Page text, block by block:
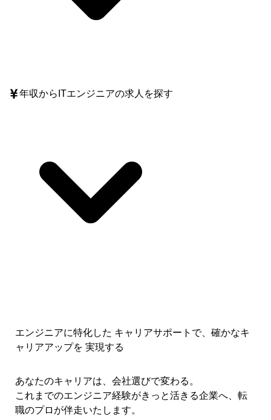
年収からITエンジニアの求人を探す
エンジニアに特化した キャリアサポートで、 確かなキ
ャリアアップを 実現する
あなたのキャリアは、会社選びで変わる。
これまでのエンジニア経験がきっと活きる企業へ、転
職のプロが伴走いたします。